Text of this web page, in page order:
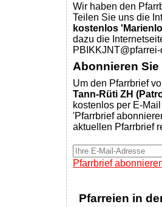
Wir haben den
Teilen Sie uns die
kostenlos
dazu die
Abonnieren
Um den Pfarrbrief
Tann-Rüti ZH
kostenlos per E-
'Pfarrbrief
aktuellen Pfarrbrief
Pfarrbrief
Pfarreien in